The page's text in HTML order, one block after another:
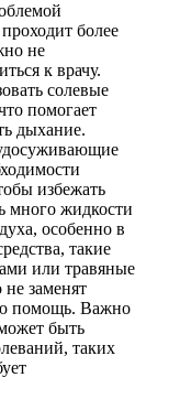
более
не
к врачу.
солевые
помогает
дыхание.
избежать
много жидкости
особенно в
такие
или травяные
не заменят
помощь. Важно
быть
таких